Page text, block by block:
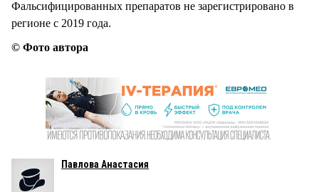
Фальсифицированных препаратов не зарегистрировано в
регионе с 2019 года.
© Фото автора
Павлова Анастасия